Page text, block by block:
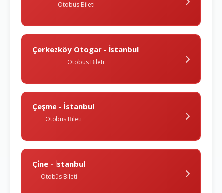
Otobüs Bileti
Çerkezköy Otogar - İstanbul
Otobüs Bileti
Çeşme - İstanbul
Otobüs Bileti
Çi̇ne - İstanbul
Otobüs Bileti